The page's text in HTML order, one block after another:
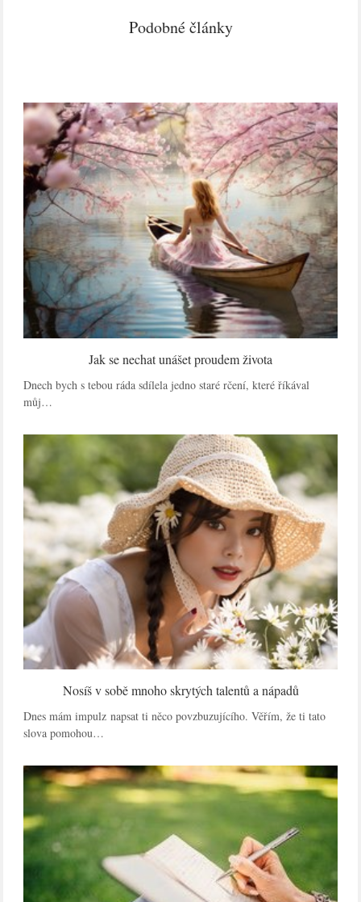
Podobné články
Jak se nechat unášet proudem života
Dnech bych s tebou ráda sdílela jedno staré rčení, které říkával
můj…
Nosíš v sobě mnoho skrytých talentů a nápadů
Dnes mám impulz napsat ti něco povzbuzujícího. Věřím, že ti tato
slova pomohou…